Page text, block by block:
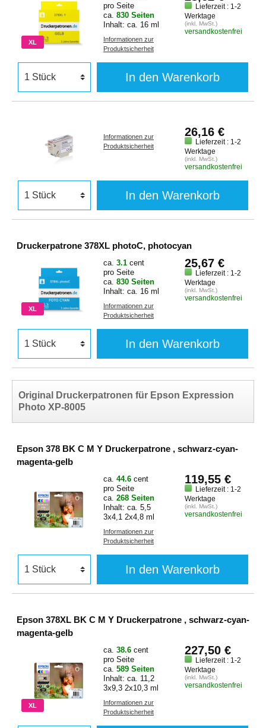
XL
pro Seite
ca. 830 Seiten
Inhalt: ca. 16 ml
Informationen zur
Produktsicherheit
Lieferzeit : 1-2
Werktage
(inkl. MwSt.)
versandkostenfrei
In den Warenkorb
Informationen zur
Produktsicherheit
26,16 €
Lieferzeit : 1-2
Werktage
(inkl. MwSt.)
versandkostenfrei
In den Warenkorb
Druckerpatrone 378XL photoC, photocyan
XL
ca. 3.1 cent
pro Seite
ca. 830 Seiten
Inhalt: ca. 16 ml
Informationen zur
Produktsicherheit
25,67 €
Lieferzeit : 1-2
Werktage
(inkl. MwSt.)
versandkostenfrei
In den Warenkorb
Original Druckerpatronen für Epson Expression
Photo XP-8005
Epson 378 BK C M Y Druckerpatrone , schwarz-cyan-
magenta-gelb
ca. 44.6 cent
pro Seite
ca. 268 Seiten
Inhalt: ca. 5,5
3x4,1 2x4,8 ml
Informationen zur
Produktsicherheit
119,55 €
Lieferzeit : 1-2
Werktage
(inkl. MwSt.)
versandkostenfrei
In den Warenkorb
Epson 378XL BK C M Y Druckerpatrone , schwarz-cyan-
magenta-gelb
XL
ca. 38.6 cent
pro Seite
ca. 589 Seiten
Inhalt: ca. 11,2
3x9,3 2x10,3 ml
Informationen zur
Produktsicherheit
227,50 €
Lieferzeit : 1-2
Werktage
(inkl. MwSt.)
versandkostenfrei